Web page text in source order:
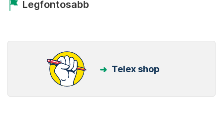
Legfontosabb
Telex shop